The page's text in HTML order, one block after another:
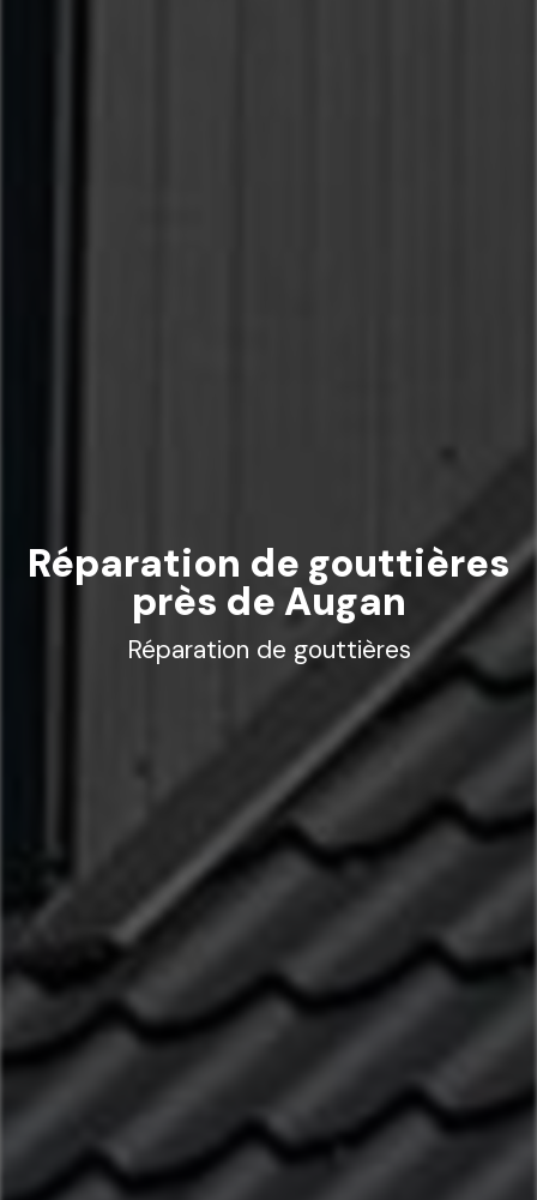
Réparation de gouttières
près de Augan
Réparation de gouttières